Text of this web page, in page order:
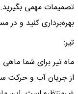
تصمیمات مهمی
بهره‌برداری کنید و در
تیر:
ماه تیر برای شما
از جریان آب و حرکت